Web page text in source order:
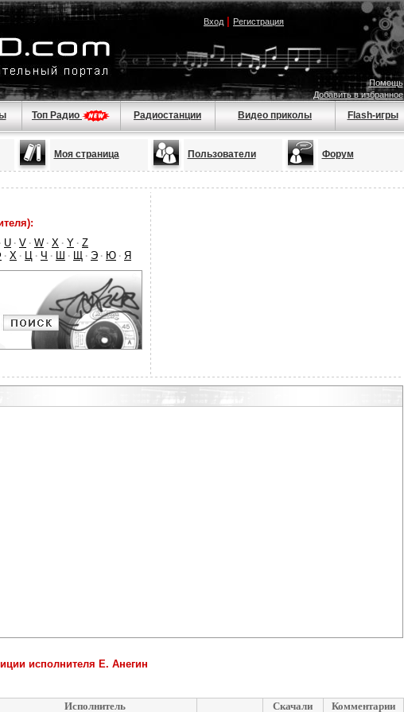
Вход| Регистрация
Помощь
Добавить в избранное
Топ Радио Радиостанции Видео приколы Flash-игры
Моя страница Пользователи Форум
· U · V · W · X · Y · Z
· Х · Ц · Ч · Ш · Щ · Э · Ю · Я
исполнителя Е. Анегин
Исполнитель Скачали Комментарии